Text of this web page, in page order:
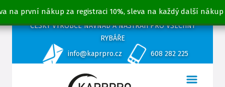
na první nákup za registraci 10%, sleva na každý další nákup
ČESKÝ VÝROBCE NÁVNAD A NÁSTRAH PRO VŠECHNY
RYBÁŘE
info@kaprpro.cz
608 282 225